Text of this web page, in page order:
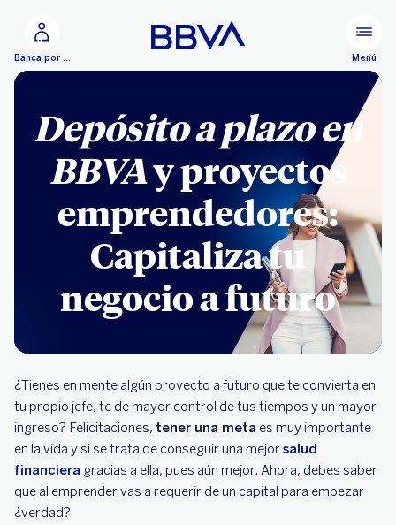
Banca por Internet Menú
Depósito a plazo en
BBVAy proyectos
emprendedores:
Capitaliza tu
negocio a futuro
¿Tienes en mente algún proyecto a futuro que te convierta en
tu propio jefe, te de mayor control de tus tiempos y un mayor
ingreso? Felicitaciones, tener una meta es muy importante
en la vida y si se trata de conseguir una mejorsalud
financiera gracias a ella, pues aún mejor. Ahora, debes saber
que al emprender vas a requerir de un capital para empezar
¿verdad?